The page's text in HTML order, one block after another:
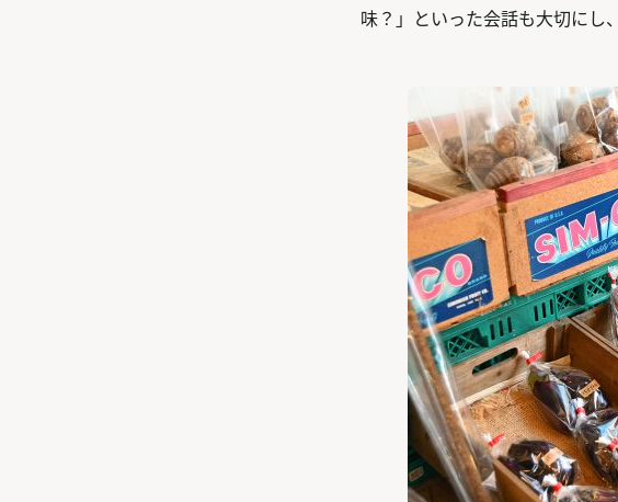
味？」といった会話も大切にし